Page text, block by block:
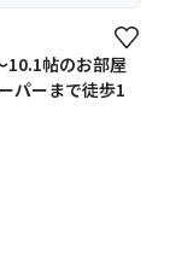
10.1帖のお部屋
パーまで徒歩1